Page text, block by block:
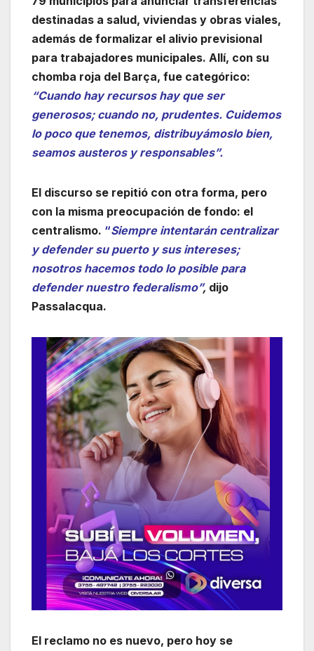
destinadas a salud, viviendas y obras viales,
además de formalizar el alivio previsional
para trabajadores municipales. Allí, con su
chomba roja del Barça, fue categórico:
“Cuando hay recursos hay que ser
generosos; cuando no, prudentes. Cuidemos
lo poco que tenemos, distribuyámoslo bien,
seamos austeros y responsables”.
El discurso se repitió con otra forma, pero
con la misma preocupación de fondo: el
centralismo. “Siempre intentarán centralizar
y defender su puerto y sus intereses;
nosotros hacemos todo lo posible para
defender nuestro federalismo”, dijo
Passalacqua.
El reclamo no es nuevo, pero hoy se